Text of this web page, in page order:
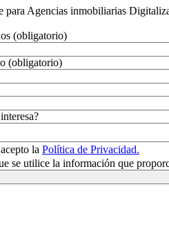
para Agencias inmobiliarias
(obligatorio)
(obligatorio)
la Política de Privacidad.
se utilice la información que